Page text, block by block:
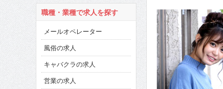
職種・業種で求人を探す
メールオペレーター
風俗の求人
キャバクラの求人
営業の求人